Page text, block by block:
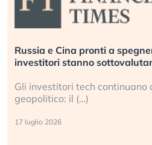
Russia e Cina pronti a
investitori stanno
Gli investitori tech continuano
geopolitico: il (…)
17 luglio 2026